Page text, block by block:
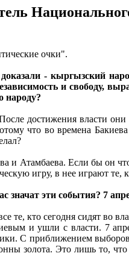
очки".
- кыргызский
и свободу,
народу?
достижения власти они
что во времена
и Атамбаева. Если бы он
игру, в нее играют те,
эти события? 7
кто сегодня сидят во
и ушли с власти. 7
С приближением
золота. Это лишь то,